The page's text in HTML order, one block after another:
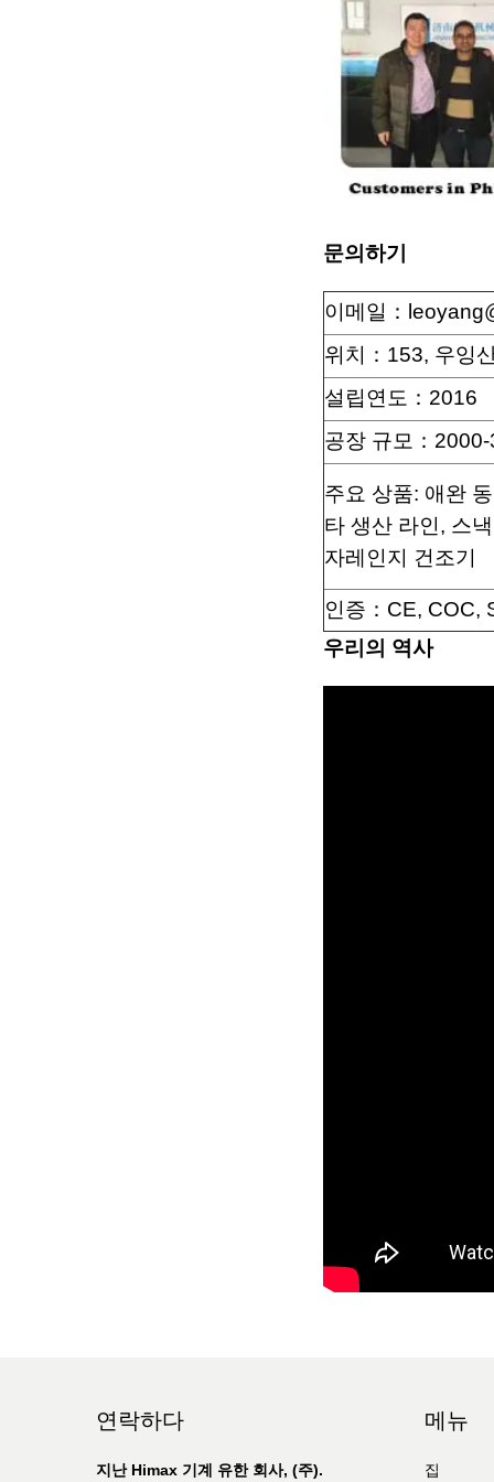
문의하기
이메일：
위치：153, 우잉
설립연도： 2016
공장 규모：
주요 상품: 애완
타 생산 라인, 스
자레인지 건조기
인증： CE, COC,
우리의 역사
연락하다
지난 Himax 기계 유한 회사, (주).
메뉴
집